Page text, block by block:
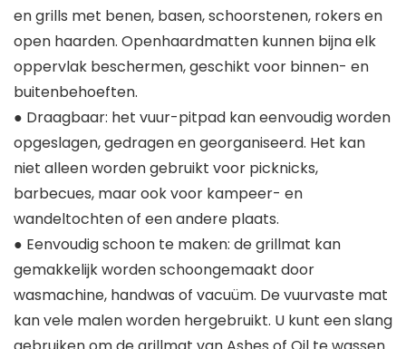
en grills met benen, basen, schoorstenen, rokers en
open haarden. Openhaardmatten kunnen bijna elk
oppervlak beschermen, geschikt voor binnen- en
buitenbehoeften.
● Draagbaar: het vuur-pitpad kan eenvoudig worden
opgeslagen, gedragen en georganiseerd. Het kan
niet alleen worden gebruikt voor picknicks,
barbecues, maar ook voor kampeer- en
wandeltochten of een andere plaats.
● Eenvoudig schoon te maken: de grillmat kan
gemakkelijk worden schoongemaakt door
wasmachine, handwas of vacuüm. De vuurvaste mat
kan vele malen worden hergebruikt. U kunt een slang